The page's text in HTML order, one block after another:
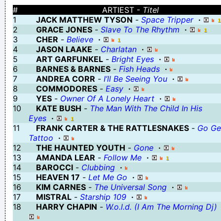
a globe, they need a physiologist to check whats wrong with
their brain
That’s not god, that’s ACME, the coyote always uses them to get
across the canyons
We zijn spoedig naar de opzoek!
al schijnt in november de zon, 1000 kg is en blijft een ton
nutteloos sport 100 m buikloop
Omfg ik stoor me echt aan die brave kop van die tessa echt
Eerder eretekens voor Eerdekens!
Gebruik een specifiek woord in een congruente zin: "Ik vulgair
haast en spoed geven zweet en bloed
We reviewed the Page you reported vanwege een serieuze
#
ARTIEST - Titel
1
JACK MATTHEW TYSON - Space Tripper ·
2
GRACE JONES - Slave To The Rhythm ·
3
CHER - Believe ·
4
JASON LAAKE - Charlatan ·
5
ART GARFUNKEL - Bright Eyes ·
6
BARNES & BARNES - Fish Heads ·
7
ANDREA CORR - I’ll Be Seeing You ·
8
COMMODORES - Easy ·
9
YES - Owner Of A Lonely Heart ·
10
KATE BUSH - The Man With The Child In His
Eyes ·
11
FRANK CARTER & THE RATTLESNAKES - Go
Tattoo ·
12
THE HAUNTED YOUTH - Gone ·
13
AMANDA LEAR - Follow Me ·
14
BAROCCI - Clubbing ·
15
HEAVEN 17 - Let Me Go ·
16
KIM CARNES - The Universal Song ·
17
MISTRAL - Starship 109 ·
18
HARRY CHAPIN - W.o.l.d. (I Am The Morning Dj)